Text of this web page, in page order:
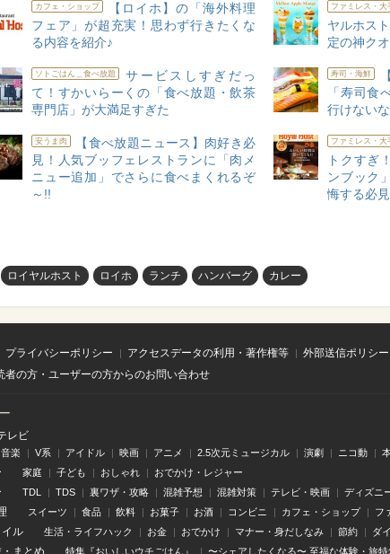
カフェ・ショップ
【ロイホ】の「海外料理
フェア」が超充実！思わず行きたくな
る内容を紹介♪
ファミレス・大
ヤルホス
定の神ク
ソトごはん＿食べ放題
サービスしすぎだっ
て！すかいらーくの「食べ放題・飲茶
専門店」が大満足すぎた
寿司・海鮮
「寿司食
行けない
安うま肉
【食べ放題ニュース】肉好き必
見！人気ブッフェレストランに「肉メ
ニュー追加」でさらに食べまくれるぞ
～!!
ファミレス・大
トクすぎ
ンブック
悔する必
ロイヤルホスト ロイホ ランチ ハンバーグ カレー
プライバシーポリシー アクセスデータの利用・著作権等 外部送信ポリシー
者の方・ユーザーの方からのお問い合わせ
レビ
音楽 V系 アイドル 映画 アニメ 2.5次元ミュージカル 演劇 ニコ動
家庭 子ども おしゃれ おでかけ・レジャー
TDL TDS 裏ワザ・攻略 混雑予想 混雑対策 テレビ・映画 ディズニ
スイーツ 食品 飲料 お菓子 お酒 コンビニ カフェ・ショップ フ
ル 生活・ライフハック お金 おでかけ マナー・身だしなみ 節約 ダ
・ まとめ 特集『おいしいウチごはん』 〜シェアしたくなる〜 至福な体験・旅特